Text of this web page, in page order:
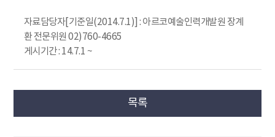
자료담당자[기준일(2014.7.1)] : 아르코예술인력개발원 장계
환 전문위원 02)760-4665
게시기간 : 14.7.1 ~
목록